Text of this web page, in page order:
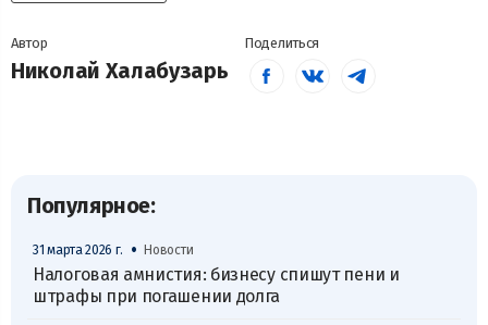
Автор
Николай Халабузарь
Поделиться
Популярное:
31 марта 2026 г. • Новости
Налоговая амнистия: бизнесу спишут пени и
штрафы при погашении долга